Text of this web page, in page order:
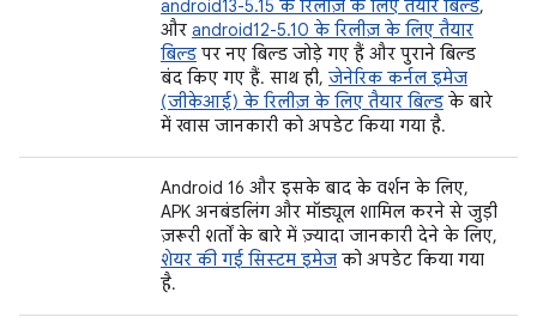
android13-5.15 के रिलीज़ के लिए तैयार बिल्ड,
और android12-5.10 के रिलीज़ के लिए तैयार
बिल्ड पर नए बिल्ड जोड़े गए हैं और पुराने बिल्ड
बंद किए गए हैं. साथ ही, जेनेरिक कर्नल इमेज
(जीकेआई) के रिलीज़ के लिए तैयार बिल्ड के बारे
में खास जानकारी को अपडेट किया गया है.
Android 16 और इसके बाद के वर्शन के लिए,
APK अनबंडलिंग और मॉड्यूल शामिल करने से जुड़ी
ज़रूरी शर्तों के बारे में ज़्यादा जानकारी देने के लिए,
शेयर की गई सिस्टम इमेज को अपडेट किया गया
है.